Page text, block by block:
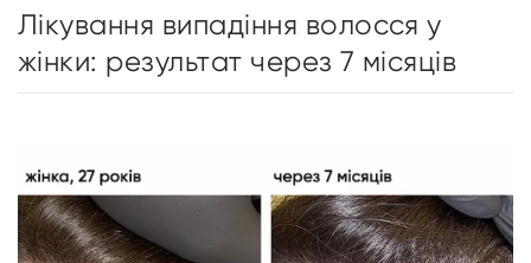
Лікування випадіння волосся у
жінки: результат через 7 місяців